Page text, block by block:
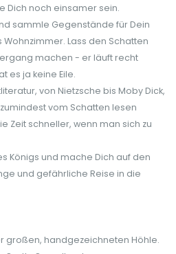
Dich noch einsamer sein.
sammle Gegenstände für Dein
Lass den Schatten
machen - er läuft recht
es ja keine Eile.
von Nietzsche bis Moby Dick,
vom Schatten lesen
Zeit schneller, wenn man sich zu
Königs und mache Dich auf den
und gefährliche Reise in die
großen, handgezeichneten Höhle.